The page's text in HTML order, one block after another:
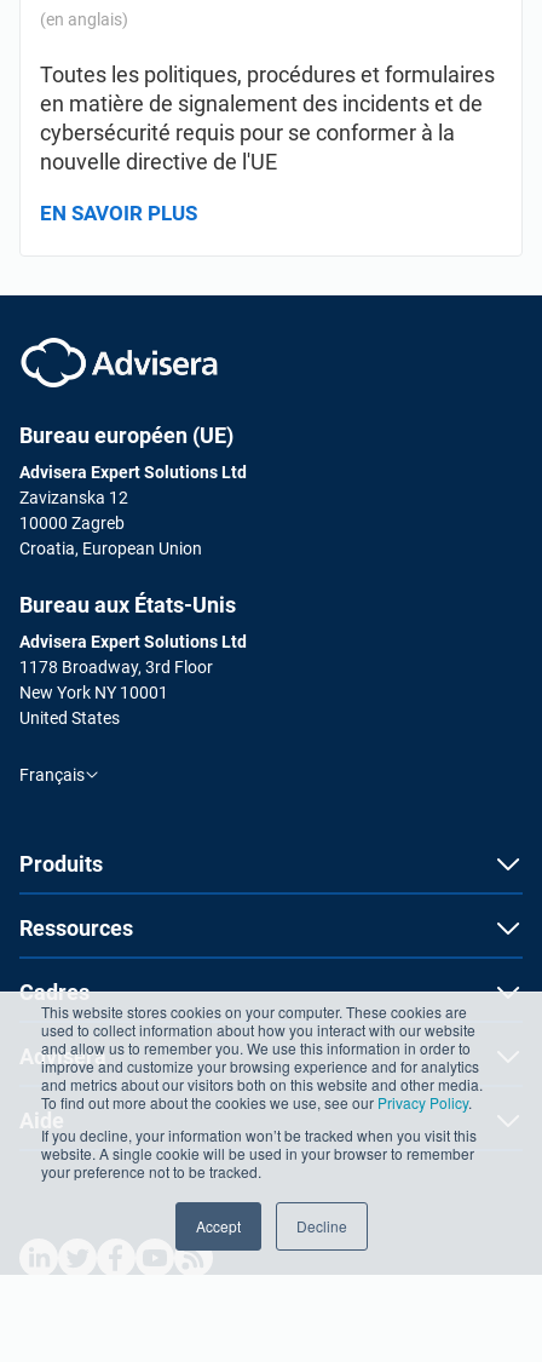
This website stores cookies on your computer. These cookies are
used to collect information about how you interact with our website
and allow us to remember you. We use this information in order to
improve and customize your browsing experience and for analytics
and metrics about our visitors both on this website and other media.
To find out more about the cookies we use, see our Privacy Policy.
If you decline, your information won’t be tracked when you visit this
website. A single cookie will be used in your browser to remember
your preference not to be tracked.
Accept Decline
(en anglais)
Toutes les politiques, procédures et formulaires
en matière de signalement des incidents et de
cybersécurité requis pour se conformer à la
nouvelle directive de l'UE
EN SAVOIR PLUS
Bureau européen (UE)
Advisera Expert Solutions Ltd
Zavizanska 12
10000 Zagreb
Croatia, European Union
Bureau aux États-Unis
Advisera Expert Solutions Ltd
1178 Broadway, 3rd Floor
New York NY 10001
United States
Français
Produits
Ressources
Cadres
Advisera
Aide